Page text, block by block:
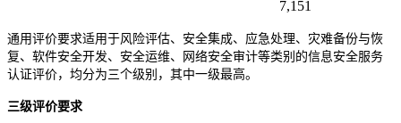
7,151
通用评价要求适用于风险评估、安全集成、应急处理、灾难备份与恢
复、软件安全开发、安全运维、网络安全审计等类别的信息安全服务
认证评价，均分为三个级别，其中一级最高。
三级评价要求